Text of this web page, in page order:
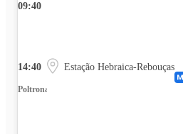
09:40
14:40 Estação Hebraica-Rebouças
Poltrona